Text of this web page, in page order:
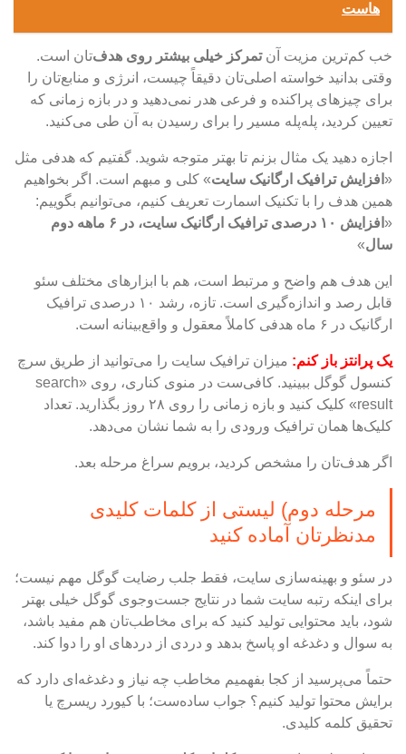
هاست
خب کم‌ترین مزیت آنتمرکز خیلی بیشتر روی هدف‌تان است.
وقتی بدانید خواسته اصلی‌تان دقیقاً چیست، انرژی و منابع‌تان را
برای چیزهای پراکنده و فرعی هدر نمی‌دهید و در بازه زمانی که
تعیین کردید، پله‌پله مسیر را برای رسیدن به آن طی می‌کنید.
اجازه دهید یک مثال بزنم تا بهتر متوجه شوید. گفتیم که هدفی مثل
« افزایش ترافیک ارگانیک سایت» کلی و مبهم است. اگر بخواهیم
همین هدف را با تکنیک اسمارت تعریف کنیم، می‌توانیم بگوییم:
«
افزایش ۱۰ درصدی ترافیک ارگانیک سایت، در ۶ ماهه دوم
سال»
این هدف هم واضح و مرتبط است، هم با ابزارهای مختلف سئو
قابل رصد و اندازه‌گیری است. تازه، رشد ۱۰ درصدی ترافیک
ارگانیک در ۶ ماه هدفی کاملاً معقول و واقع‌بینانه است.
یک پرانتز باز کنم: میزان ترافیک سایت را می‌توانید از طریق سرچ
کنسول گوگل ببینید. کافی‌ست در منوی کناری، روی «search
result» کلیک کنید و بازه زمانی را روی ۲۸ روز بگذارید. تعداد
کلیک‌ها همان ترافیک ورودی را به شما نشان می‌دهد.
اگر هدف‌تان را مشخص کردید، برویم سراغ مرحله بعد.
مرحله دوم) لیستی از کلمات کلیدی
مدنظرتان آماده کنید
در سئو و بهینه‌سازی سایت، فقط جلب رضایت گوگل مهم نیست؛
برای اینکه رتبه سایت شما در نتایج جست‌وجوی گوگل خیلی بهتر
شود، باید محتوایی تولید کنید که برای مخاطب‌تان هم مفید باشد،
به سوال و دغدغه او پاسخ بدهد و دردی از دردهای او را دوا کند.
حتماً می‌پرسید از کجا بفهمیم مخاطب چه نیاز و دغدغه‌ای دارد که
برایش محتوا تولید کنیم؟ جواب ساده‌ست؛ با کیورد ریسرچ یا
تحقیق کلمه کلیدی.